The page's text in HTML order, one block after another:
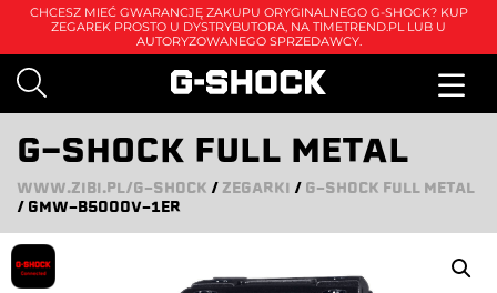
CHCESZ MIEĆ GWARANCJĘ ZAKUPU ORYGINALNEGO G-SHOCK? KUP
ZEGAREK PROSTO U DYSTRYBUTORA, NA TIMETREND.PL LUB U
AUTORYZOWANEGO SPRZEDAWCY.
G-SHOCK FULL METAL
WWW.ZIBI.PL/G-SHOCK / ZEGARKI / G-SHOCK FULL METAL
/ GMW-B5000V-1ER